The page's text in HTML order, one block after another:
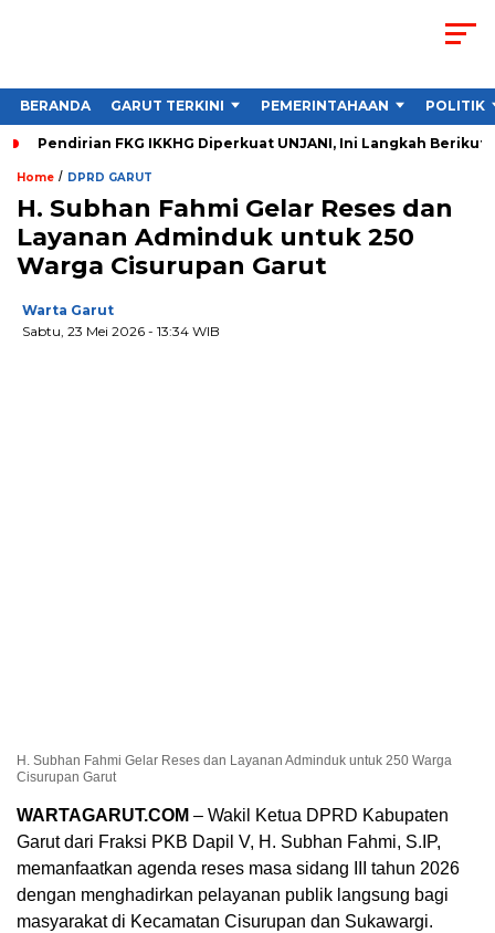
BERANDA GARUT TERKINI PEMERINTAHAAN POLITIK
Pendirian FKG IKKHG Diperkuat UNJANI, Ini Langkah
Home / DPRD GARUT
H. Subhan Fahmi Gelar Reses dan
Layanan Adminduk untuk 250
Warga Cisurupan Garut
Warta Garut
Sabtu, 23 Mei 2026 - 13:34 WIB
H. Subhan Fahmi Gelar Reses dan Layanan Adminduk untuk 250 Warga
Cisurupan Garut
WARTAGARUT.COM – Wakil Ketua DPRD Kabupaten
Garut dari Fraksi PKB Dapil V, H. Subhan Fahmi, S.IP,
memanfaatkan agenda reses masa sidang III tahun 2026
dengan menghadirkan pelayanan publik langsung bagi
masyarakat di Kecamatan Cisurupan dan Sukawargi.